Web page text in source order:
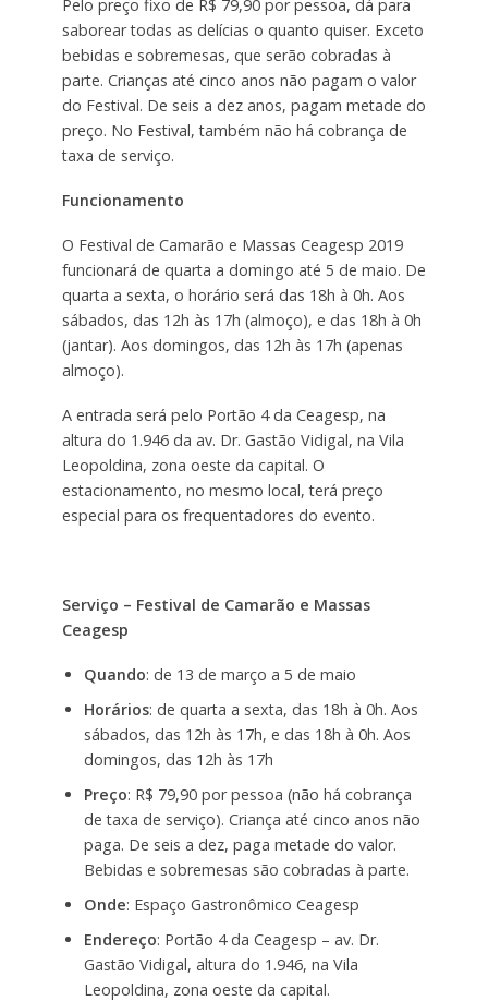
Pelo preço fixo de R$ 79,90 por pessoa, dá para
saborear todas as delícias o quanto quiser. Exceto
bebidas e sobremesas, que serão cobradas à
parte. Crianças até cinco anos não pagam o valor
do Festival. De seis a dez anos, pagam metade do
preço. No Festival, também não há cobrança de
taxa de serviço.
Funcionamento
O Festival de Camarão e Massas Ceagesp 2019
funcionará de quarta a domingo até 5 de maio. De
quarta a sexta, o horário será das 18h à 0h. Aos
sábados, das 12h às 17h (almoço), e das 18h à 0h
(jantar). Aos domingos, das 12h às 17h (apenas
almoço).
A entrada será pelo Portão 4 da Ceagesp, na
altura do 1.946 da av. Dr. Gastão Vidigal, na Vila
Leopoldina, zona oeste da capital. O
estacionamento, no mesmo local, terá preço
especial para os frequentadores do evento.
Serviço – Festival de Camarão e Massas
Ceagesp
Quando: de 13 de março a 5 de maio
Horários: de quarta a sexta, das 18h à 0h. Aos
sábados, das 12h às 17h, e das 18h à 0h. Aos
domingos, das 12h às 17h
Preço: R$ 79,90 por pessoa (não há cobrança
de taxa de serviço). Criança até cinco anos não
paga. De seis a dez, paga metade do valor.
Bebidas e sobremesas são cobradas à parte.
Onde: Espaço Gastronômico Ceagesp
Endereço: Portão 4 da Ceagesp – av. Dr.
Gastão Vidigal, altura do 1.946, na Vila
Leopoldina, zona oeste da capital.